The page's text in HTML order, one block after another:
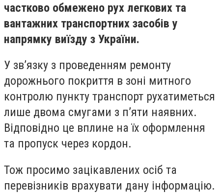
частково обмежено рух легкових та
вантажних транспортних засобів у
напрямку виїзду з України.
У зв’язку з проведенням ремонту
дорожнього покриття в зоні митного
контролю пункту транспорт рухатиметься
лише двома смугами з п’яти наявних.
Відповідно це вплине на їх оформлення
та пропуск через кордон.
Тож просимо зацікавлених осіб та
перевізників врахувати дану інформацію.